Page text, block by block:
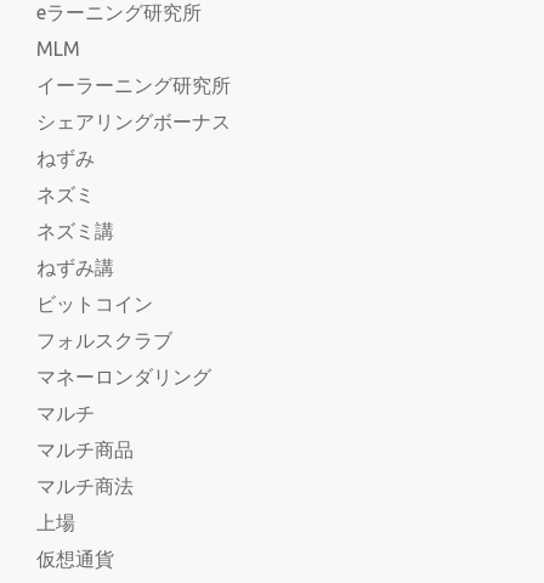
eラーニング研究所
MLM
イーラーニング研究所
シェアリングボーナス
ねずみ
ネズミ
ネズミ講
ねずみ講
ビットコイン
フォルスクラブ
マネーロンダリング
マルチ
マルチ商品
マルチ商法
上場
仮想通貨